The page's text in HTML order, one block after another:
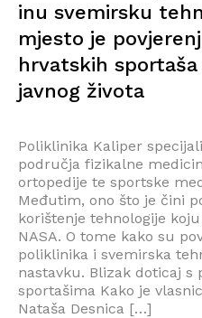
inu svemirsku
mjesto je
hrvatskih sportaša
javnog života
Poliklinika Kaliper
područja fizikalne
ortopedije te sportske
Međutim, ono što je čini
korištenje tehnologije
NASA. O tome kako su
poliklinika i svemirska
nastavku. Blizak doticaj s
sportašima Kako je
Nataša Desnica […]